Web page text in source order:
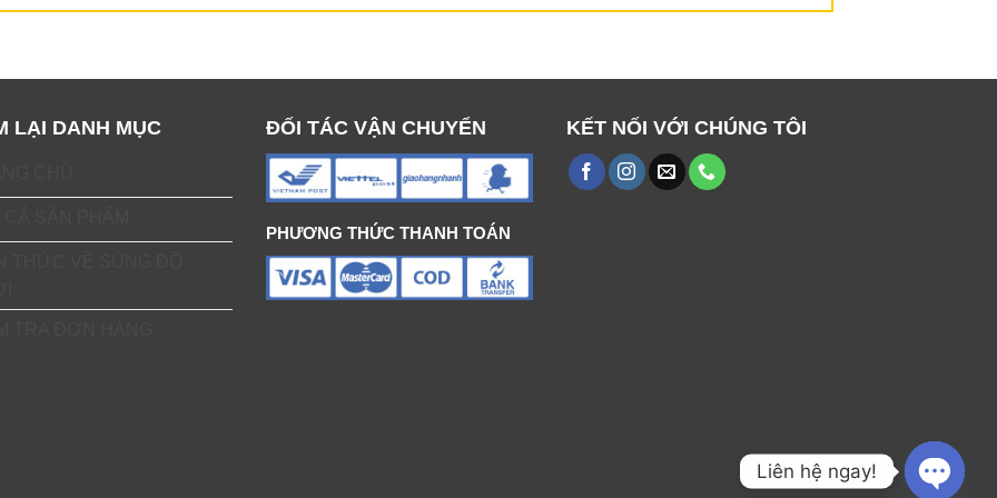
LẠI DANH MỤC ĐỐI TÁC VẬN CHUYỂN
PHƯƠNG THỨC THANH TOÁN
KẾT NỐI VỚI CHÚNG TÔI
Liên hệ ngay!